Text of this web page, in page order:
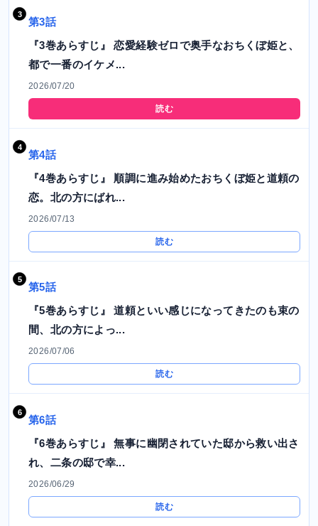
第3話
『3巻あらすじ』 恋愛経験ゼロで奥手なおちくぼ姫と、
都で一番のイケメ...
2026/07/20
読む
第4話
『4巻あらすじ』 順調に進み始めたおちくぼ姫と道頼の
恋。北の方にばれ...
2026/07/13
読む
第5話
『5巻あらすじ』 道頼といい感じになってきたのも束の
間、北の方によっ...
2026/07/06
読む
第6話
『6巻あらすじ』 無事に幽閉されていた邸から救い出さ
れ、二条の邸で幸...
2026/06/29
読む